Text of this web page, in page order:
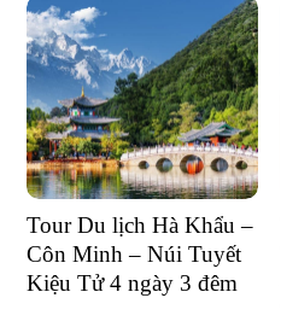
Tour Du lịch Hà Khẩu –
Côn Minh – Núi Tuyết
Kiệu Tử 4 ngày 3 đêm